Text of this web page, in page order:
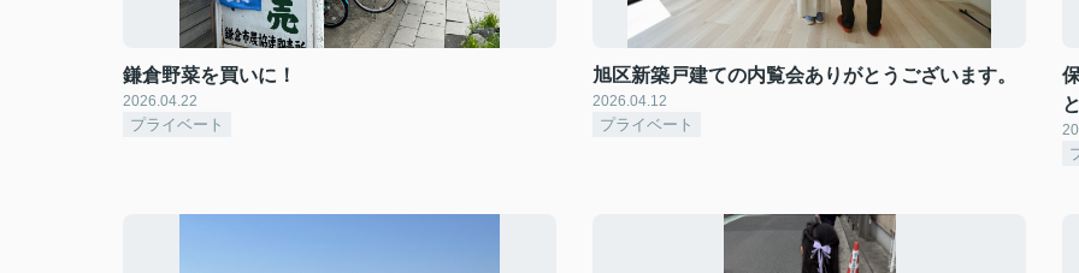
鎌倉野菜を買いに！
2026.04.22
プライベート
旭区新築戸建ての内覧会ありがとうございます。
2026.04.12
プライベート